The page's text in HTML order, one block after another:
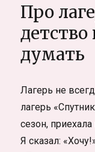
«Бог
в
Про
думать
Лагерь не
лагерь
сезон,
Я сказал: